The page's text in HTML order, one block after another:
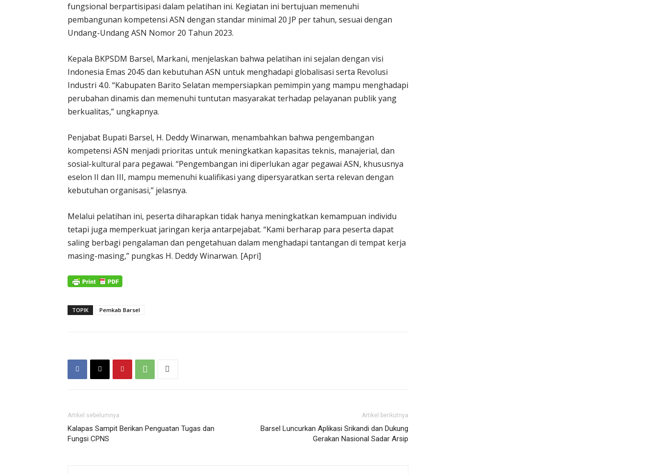
fungsional berpartisipasi dalam pelatihan ini. Kegiatan ini bertujuan memenuhi
pembangunan kompetensi ASN dengan standar minimal 20 JP per tahun, sesuai dengan
Undang-Undang ASN Nomor 20 Tahun 2023.
Kepala BKPSDM Barsel, Markani, menjelaskan bahwa pelatihan ini sejalan dengan visi
Indonesia Emas 2045 dan kebutuhan ASN untuk menghadapi globalisasi serta Revolusi
Industri 4.0. “Kabupaten Barito Selatan mempersiapkan pemimpin yang mampu menghadapi
perubahan dinamis dan memenuhi tuntutan masyarakat terhadap pelayanan publik yang
berkualitas,” ungkapnya.
Penjabat Bupati Barsel, H. Deddy Winarwan, menambahkan bahwa pengembangan
kompetensi ASN menjadi prioritas untuk meningkatkan kapasitas teknis, manajerial, dan
sosial-kultural para pegawai. “Pengembangan ini diperlukan agar pegawai ASN, khususnya
eselon II dan III, mampu memenuhi kualifikasi yang dipersyaratkan serta relevan dengan
kebutuhan organisasi,” jelasnya.
Melalui pelatihan ini, peserta diharapkan tidak hanya meningkatkan kemampuan individu
tetapi juga memperkuat jaringan kerja antarpejabat. “Kami berharap para peserta dapat
saling berbagi pengalaman dan pengetahuan dalam menghadapi tantangan di tempat kerja
masing-masing,” pungkas H. Deddy Winarwan. [Apri]
TOPIK Pemkab Barsel
Artikel sebelumnya
Kalapas Sampit Berikan Penguatan Tugas dan
Fungsi CPNS
Artikel berikutnya
Barsel Luncurkan Aplikasi Srikandi dan Dukung
Gerakan Nasional Sadar Arsip